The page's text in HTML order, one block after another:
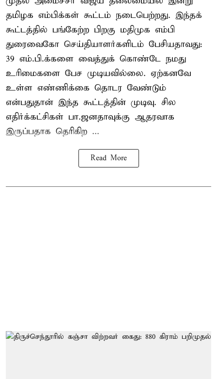
தமிழக எம்பிக்கள் கூட்டம் நடைபெற்றது. இந்தக்
கூட்டத்தில் பங்கேற்ற பிறகு மதிமுக எம்பி
துரைவைகோ செய்தியாளர்களிடம் பேசியதாவது:
39 எம்.பி.க்களை வைத்துக் கொண்டே நமது
உரிமைகளை பேச முடியவில்லை. ஏற்கனவே
உள்ள எண்ணிக்கை தொடர வேண்டும்
என்பதுதான் இந்த கூட்டத்தின் முடிவு. சில
எதிர்க்கட்சிகள் பா.ஜனதாவுக்கு ஆதரவாக
இருப்பதாக தெரிகிற ...
Read More